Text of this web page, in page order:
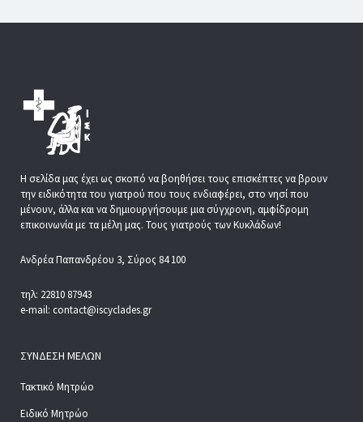
Η σελίδα μας έχει ως σκοπό να βοηθήσει τους επισκέπτες να βρουν
την ειδικότητα του γιατρού που τους ενδιαφέρει, στο νησί που
μένουν, άλλα και να δημιουργήσουμε μια σύγχρονη, αμφίδρομη
επικοινωνία με τα μέλη μας. Τους γιατρούς των Κυκλάδων!
Ανδρέα Παπανδρέου 3, Σύρος 84 100
τηλ: 22810 87943
e-mail: contact@iscyclades.gr
ΣΎΝΔΕΣΗ ΜΕΛΏΝ
Τακτικό Μητρώο
Ειδικό Μητρώο